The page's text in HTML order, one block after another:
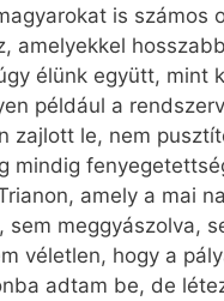
is számos
amelyekkel
élünk együtt, mint
például a
zajlott le, nem
mindig
amely a mai
sem meggyászolva,
véletlen, hogy a
adtam be, de